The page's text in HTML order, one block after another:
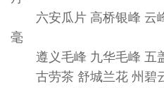
六安瓜片 高桥银峰 云
毫
遵义毛峰 九华毛峰 五
古劳茶 舒城兰花 州碧